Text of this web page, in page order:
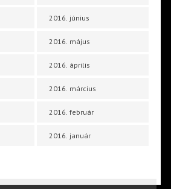
2016. június
2016. május
2016. április
2016. március
2016. február
2016. január